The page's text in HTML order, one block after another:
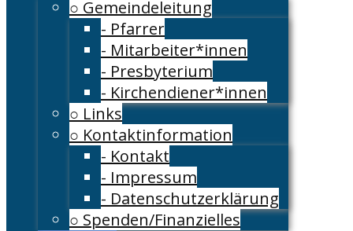
○ Gemeindeleitung
- Pfarrer
- Mitarbeiter*innen
- Presbyterium
- Kirchendiener*innen
○ Links
○ Kontaktinformation
- Kontakt
- Impressum
- Datenschutzerklärung
○ Spenden/Finanzielles